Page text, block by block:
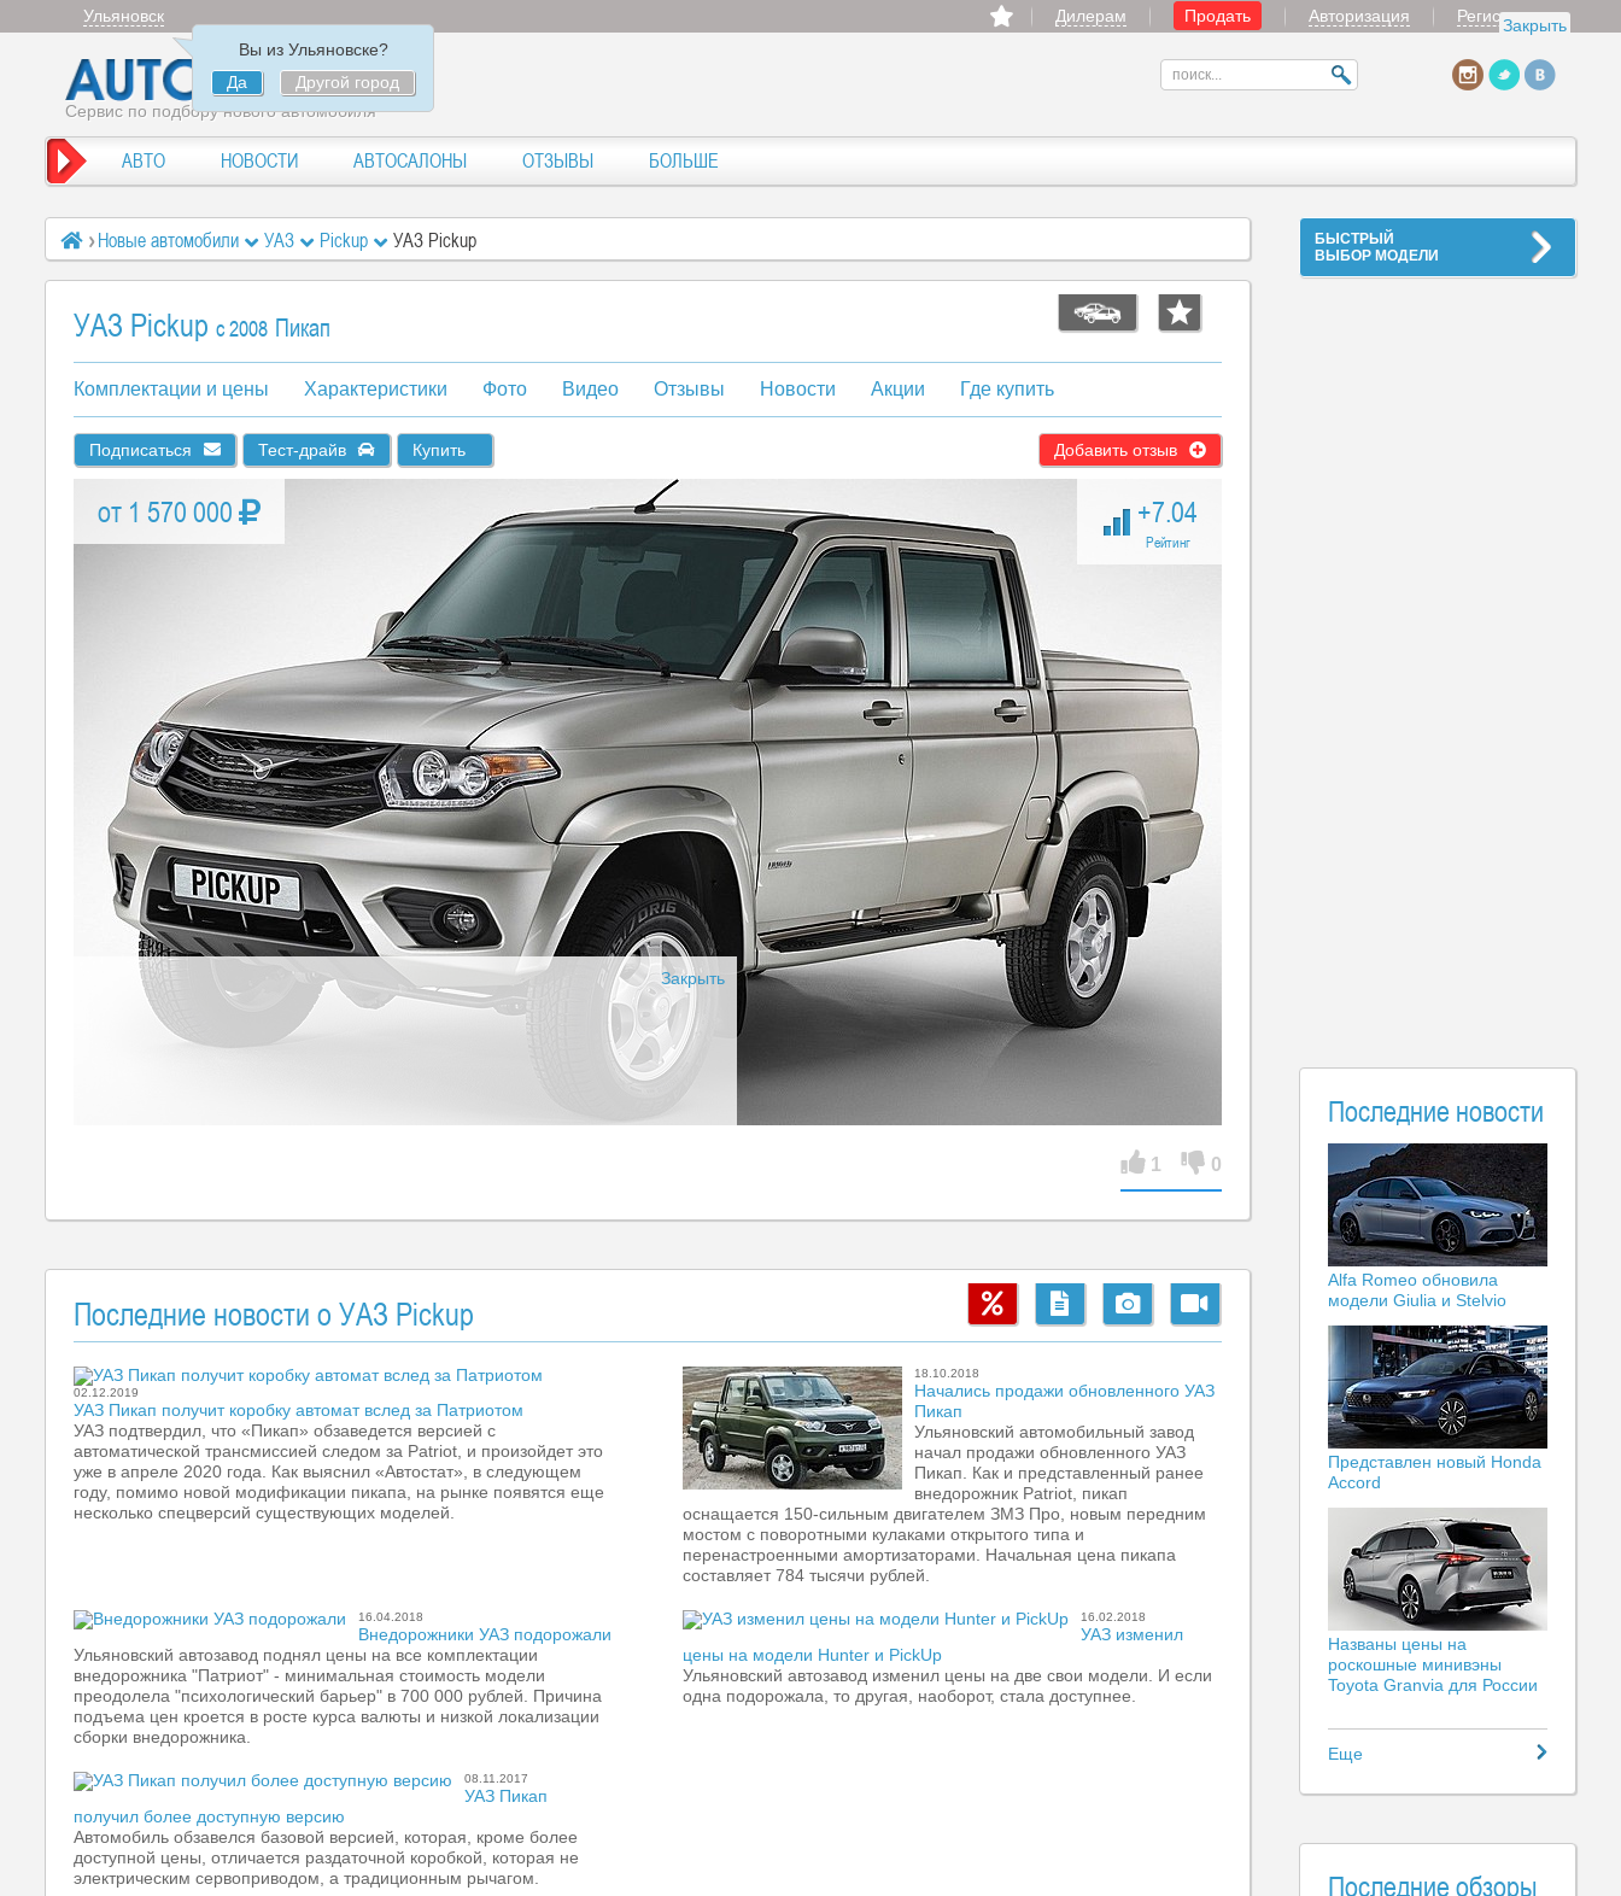
Закрыть
Ульяновск
Вы из Ульяновске?
Да
Другой город
Дилерам Продать Авторизация Регистрация
Сервис по подбору нового автомобиля
АВТО НОВОСТИ АВТОСАЛОНЫ ОТЗЫВЫ БОЛЬШЕ
БЫСТРЫЙ
ВЫБОР МОДЕЛИ
Последние новости
Alfa Romeo обновила
модели Giulia и Stelvio
Представлен новый Honda
Accord
Названы цены на
роскошные минивэны
Toyota Granvia для России
Еще
Последние обзоры
Новые автомобили УАЗ Pickup УАЗ Pickup
УАЗ Pickup c 2008 Пикап
Комплектации и цены Характеристики Фото Видео Отзывы Новости Акции Где купить
Подписаться Тест-драйв Купить Добавить отзыв
от 1 570 000 +7.04
Рейтинг
Закрыть
1 0
Последние новости о УАЗ Pickup
02.12.2019
УАЗ Пикап получит коробку автомат вслед за Патриотом
УАЗ подтвердил, что «Пикап» обзаведется версией с
автоматической трансмиссией следом за Patriot, и произойдет это
уже в апреле 2020 года. Как выяснил «Автостат», в следующем
году, помимо новой модификации пикапа, на рынке появятся еще
несколько спецверсий существующих моделей.
18.10.2018
Начались продажи обновленного УАЗ
Пикап
Ульяновский автомобильный завод
начал продажи обновленного УАЗ
Пикап. Как и представленный ранее
внедорожник Patriot, пикап
оснащается 150-сильным двигателем ЗМЗ Про, новым передним
мостом с поворотными кулаками открытого типа и
перенастроенными амортизаторами. Начальная цена пикапа
составляет 784 тысячи рублей.
16.04.2018
Внедорожники УАЗ подорожали
Ульяновский автозавод поднял цены на все комплектации
внедорожника "Патриот" - минимальная стоимость модели
преодолела "психологический барьер" в 700 000 рублей. Причина
подъема цен кроется в росте курса валюты и низкой локализации
сборки внедорожника.
16.02.2018
УАЗ изменил
цены на модели Hunter и PickUp
Ульяновский автозавод изменил цены на две свои модели. И если
одна подорожала, то другая, наоборот, стала доступнее.
08.11.2017
УАЗ Пикап
получил более доступную версию
Автомобиль обзавелся базовой версией, которая, кроме более
доступной цены, отличается раздаточной коробкой, которая не
электрическим сервоприводом, а традиционным рычагом.